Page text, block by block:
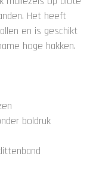
Het heeft
en is geschikt
hoge hakken.
boldruk